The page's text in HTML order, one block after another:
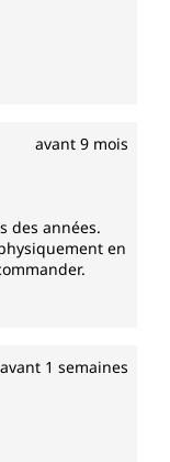
avant 9 mois
des années.
en
avant 1 semaines